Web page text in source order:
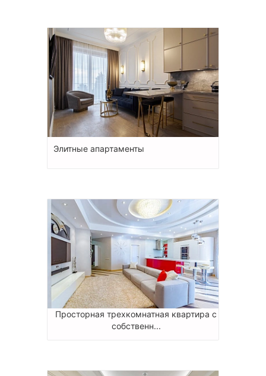
Элитные апартаменты
Просторная трехкомнатная квартира с
собственн...